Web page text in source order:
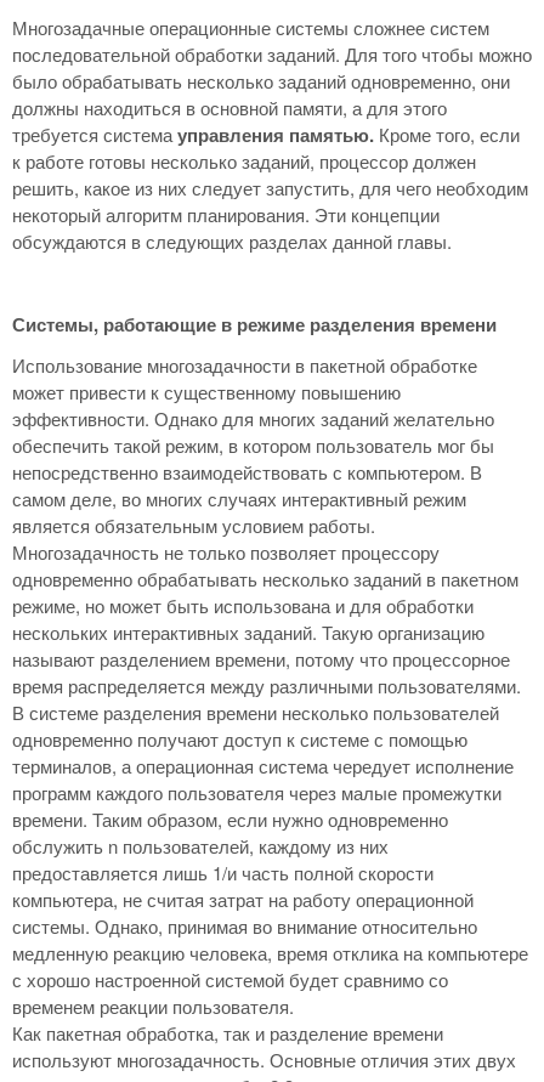
Многозадачные операционные системы сложнее систем
последовательной обработки заданий. Для того чтобы можно
было обрабатывать несколько заданий одновременно, они
должны находиться в основной памяти, а для этого
требуется системауправления памятью. Кроме того, если
к работе готовы несколько заданий, процессор должен
решить, какое из них следует запустить, для чего необходим
некоторый алгоритм планирования. Эти концепции
обсуждаются в следующих разделах данной главы.
Системы, работающие в режиме разделения времени
Использование многозадачности в пакетной обработке
может привести к существенному повышению
эффективности. Однако для многих заданий желательно
обеспечить такой режим, в котором пользователь мог бы
непосредственно взаимодействовать с компьютером. В
самом деле, во многих случаях интерактивный режим
является обязательным условием работы.
Многозадачность не только позволяет процессору
одновременно обрабатывать несколько заданий в пакетном
режиме, но может быть использована и для обработки
нескольких интерактивных заданий. Такую организацию
называют разделением времени, потому что процессорное
время распределяется между различными пользователями.
В системе разделения времени несколько пользователей
одновременно получают доступ к системе с помощью
терминалов, а операционная система чередует исполнение
программ каждого пользователя через малые промежутки
времени. Таким образом, если нужно одновременно
обслужить n пользователей, каждому из них
предоставляется лишь 1/и часть полной скорости
компьютера, не считая затрат на работу операционной
системы. Однако, принимая во внимание относительно
медленную реакцию человека, время отклика на компьютере
с хорошо настроенной системой будет сравнимо со
временем реакции пользователя.
Как пакетная обработка, так и разделение времени
используют многозадачность. Основные отличия этих двух